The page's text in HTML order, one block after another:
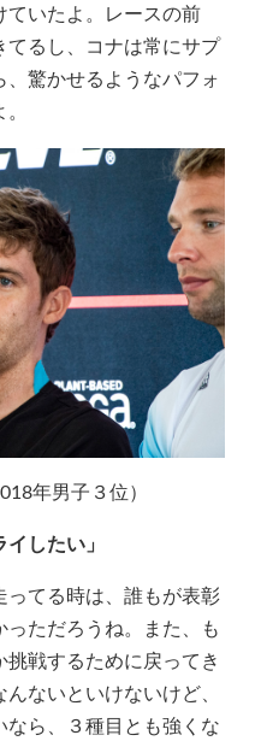
ていたよ。レースの前
てるし、コナは常にサプ
驚かせるようなパフォ
年男子３位）
したい」
ってる時は、誰もが表彰
ただろうね。また、も
挑戦するために戻ってき
ないといけないけど、
ら、３種目とも強くな